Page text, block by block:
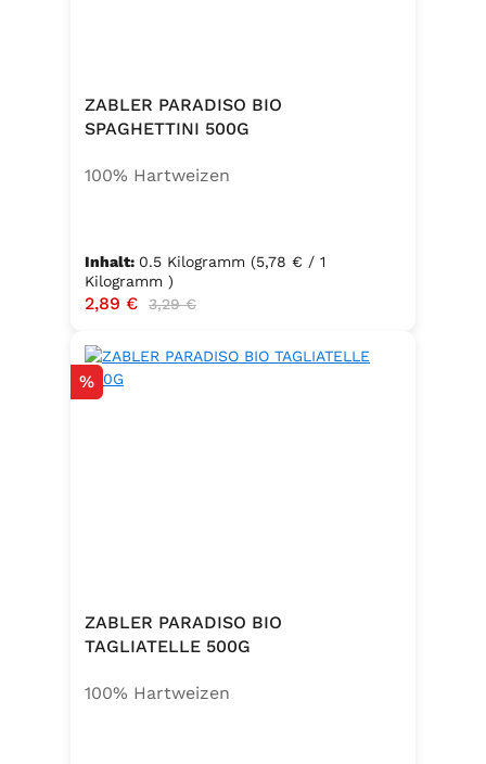
ZABLER PARADISO BIO
SPAGHETTINI 500G
100% Hartweizen
Inhalt: 0.5 Kilogramm (5,78 € / 1
Kilogramm )
Verkaufspreis:
2,89 € Regulärer Preis:
3,29 €
Rabatt
%
ZABLER PARADISO BIO
TAGLIATELLE 500G
100% Hartweizen